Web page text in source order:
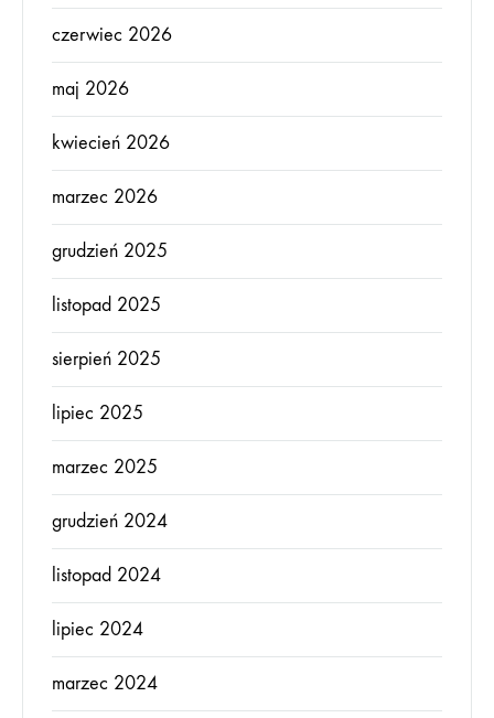
czerwiec 2026
maj 2026
kwiecień 2026
marzec 2026
grudzień 2025
listopad 2025
sierpień 2025
lipiec 2025
marzec 2025
grudzień 2024
listopad 2024
lipiec 2024
marzec 2024